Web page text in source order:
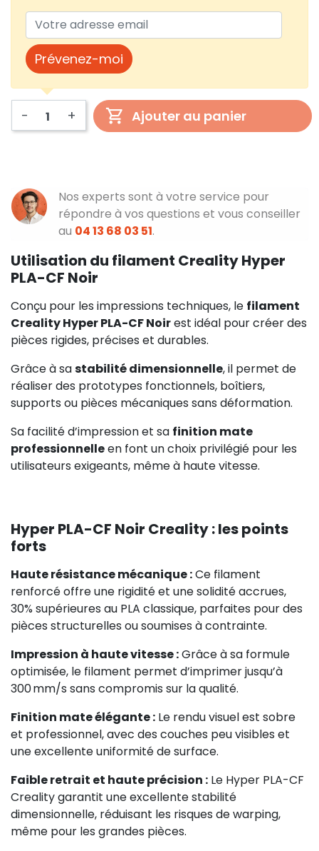
Prévenez-moi
- + Ajouter au panier
Nos experts sont à votre service pour
répondre à vos questions et vous conseiller
au 04 13 68 03 51.
Utilisation du filament Creality Hyper
PLA-CF Noir
Conçu pour les impressions techniques, le filament
Creality Hyper PLA-CF Noirest idéal pour créer des
pièces rigides, précises et durables.
Grâce à sastabilité dimensionnelle, il permet de
réaliser des prototypes fonctionnels, boîtiers,
supports ou pièces mécaniques sans déformation.
Sa facilité d’impression et sa finition mate
professionnelleen font un choix privilégié pour les
utilisateurs exigeants, même à haute vitesse.
Hyper PLA-CF Noir Creality : les points
forts
Haute résistance mécanique :Ce filament
renforcé offre une rigidité et une solidité accrues,
30% supérieures au PLA classique, parfaites pour des
pièces structurelles ou soumises à contrainte.
Impression à haute vitesse :Grâce à sa formule
optimisée, le filament permet d’imprimer jusqu’à
300 mm/s sans compromis sur la qualité.
Finition mate élégante : Le rendu visuel est sobre
et professionnel, avec des couches peu visibles et
une excellente uniformité de surface.
Faible retrait et haute précision : Le Hyper PLA-CF
Creality garantit une excellente stabilité
dimensionnelle, réduisant les risques de warping,
même pour les grandes pièces.